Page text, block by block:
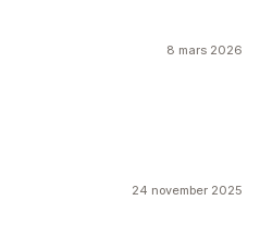
8 mars 2026
24 november 2025